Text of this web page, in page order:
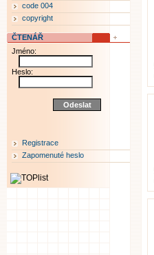
code 004
copyright
ČTENÁŘ
Jméno:
Heslo:
Registrace
Zapomenuté heslo